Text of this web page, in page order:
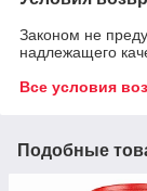
Законом не
надлежащего
Все условия
Подобные